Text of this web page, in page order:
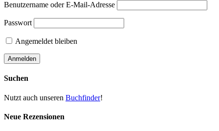
Benutzername oder E-Mail-Adresse
Passwort
Angemeldet bleiben
Suchen
Nutzt auch unseren Buchfinder!
Neue Rezensionen